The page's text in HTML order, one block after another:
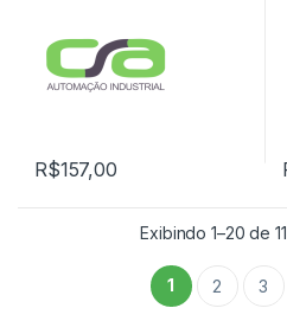
R$157,00
Exibindo 1–20 de
1 2 3